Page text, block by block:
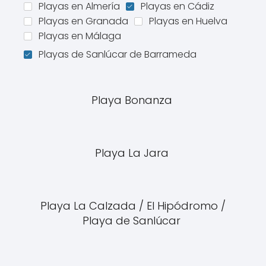
Playas en Almería
Playas en Cádiz
Playas en Granada
Playas en Huelva
Playas en Málaga
Playas de Sanlúcar de Barrameda
Playa Bonanza
Playa La Jara
Playa La Calzada / El Hipódromo /
Playa de Sanlúcar